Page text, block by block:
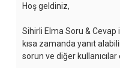
Hoş geldiniz,
Sihirli Elma Soru & Cevap
kısa zamanda yanıt
sorun ve diğer kullanıcılar